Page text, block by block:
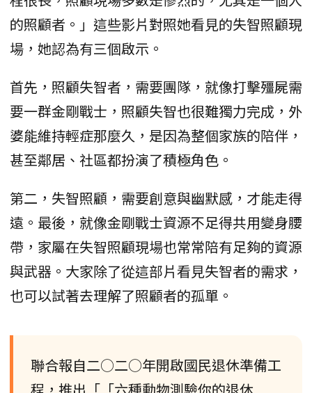
的照顧者。」這些影片對照她看見的失智照顧現
場，她認為有三個啟示。
首先，照顧失智者，需要團隊，就像打擊殭屍需
要一群金剛戰士，照顧失智也很難獨力完成，外
婆能維持輕症那麼久，是因為整個家族的陪伴，
甚至鄰居、社區都扮演了積極角色。
第二，失智照顧，需要創意與幽默感，才能走得
遠。最後，就像金剛戰士資源不足得共用變身腰
帶，家屬在失智照顧現場也常常陪有足夠的資源
與武器。大家除了從這部片看見失智者的需求，
也可以試著去理解了照顧者的孤單。
聯合報自二○二○年開啟國民退休準備工